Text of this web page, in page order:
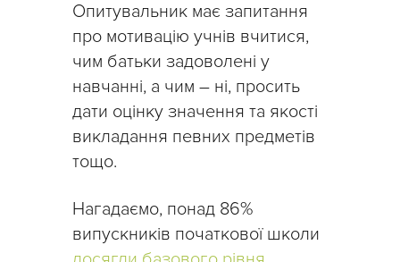
Опитувальник має запитання
про мотивацію учнів вчитися,
чим батьки задоволені у
навчанні, а чим – ні, просить
дати оцінку значення та якості
викладання певних предметів
тощо.
Нагадаємо, понад 86%
випускників початкової школи